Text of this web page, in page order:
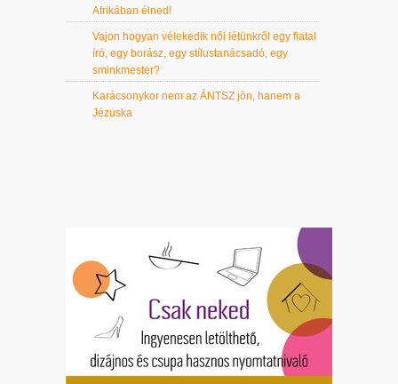
Afrikában élned!
Vajon hogyan vélekedik női létünkről egy fiatal
író, egy borász, egy stílustanácsadó, egy
sminkmester?
Karácsonykor nem az ÁNTSZ jön, hanem a
Jézuska